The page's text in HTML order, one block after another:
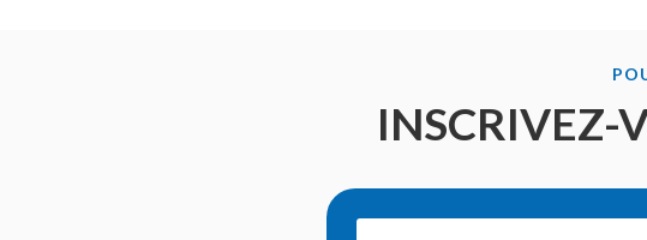
INSCRIVEZ-